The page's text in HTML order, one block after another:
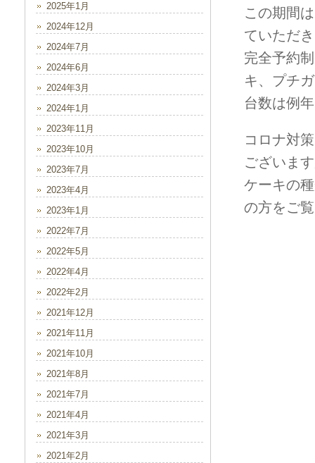
この期間
ていただ
完全予約
キ、プチ
台数は例
コロナ対
ございま
ケーキの
の方をご
2025年1月
2024年12月
2024年7月
2024年6月
2024年3月
2024年1月
2023年11月
2023年10月
2023年7月
2023年4月
2023年1月
2022年7月
2022年5月
2022年4月
2022年2月
2021年12月
2021年11月
2021年10月
2021年8月
2021年7月
2021年4月
2021年3月
2021年2月